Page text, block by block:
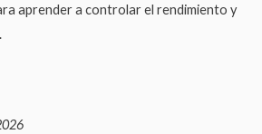
aprender a controlar el rendimiento y